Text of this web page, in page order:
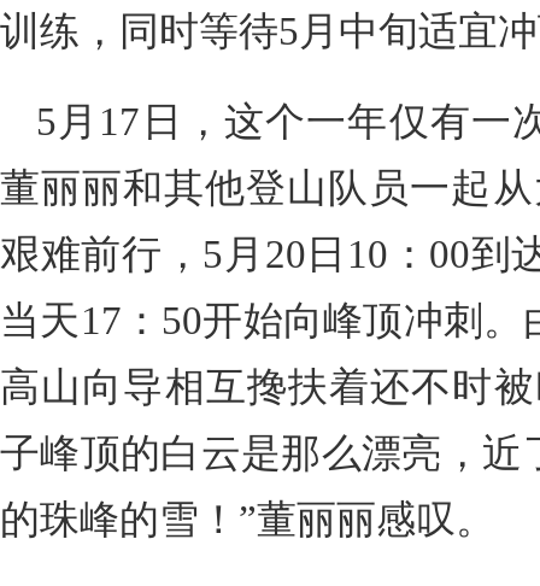
训练，同时等待5月中旬适宜
5月17日，这个一年仅有一
董丽丽和其他登山队员一起
艰难前行，5月20日10：00到
当天17：50开始向峰顶冲刺
高山向导相互搀扶着还不时
子峰顶的白云是那么漂亮，
的珠峰的雪！”董丽丽感叹。